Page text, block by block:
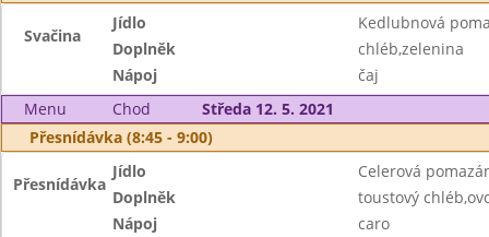
Svačina
Jídlo
Kedlubnová
Doplněk
chléb,zelenina
Nápoj
čaj
Menu
Chod
Středa 12. 5. 2021
Přesnídávka (8:45 - 9:00)
Přesnídávka
Jídlo
Celerová
Doplněk
toustový
Nápoj
caro